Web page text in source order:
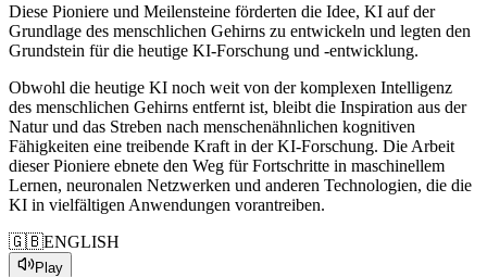
Diese Pioniere und Meilensteine förderten die Idee, KI auf der
Grundlage des menschlichen Gehirns zu entwickeln und legten den
Grundstein fürdie heutige KI-Forschung und -entwicklung.
Obwohl die heutige KI noch weit von derkomplexen Intelligenz
des menschlichen Gehirns entfernt ist, bleibt die Inspiration aus der
Natur und das Streben nach menschenähnlichen kognitiven
Fähigkeiten eine treibende Kraft in der KI-Forschung. Die Arbeit
dieserPioniere ebnete den Weg fürFortschritte in maschinellem
Lernen, neuronalen Netzwerken und anderen Technologien, die die
KI in vielfältigen Anwendungen vorantreiben.
🇬🇧ENGLISH
Play